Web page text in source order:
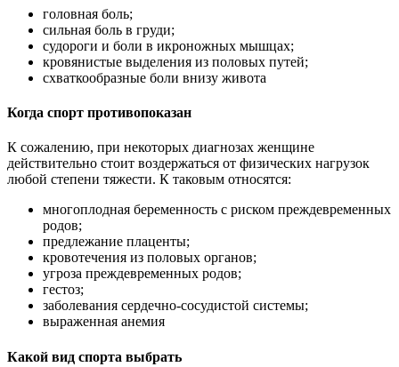
головная боль;
сильная боль в груди;
судороги и боли в икроножных мышцах;
кровянистые выделения из половых путей;
схваткообразные боли внизу живота
Когда спорт противопоказан
К сожалению, при некоторых диагнозах женщине
действительно стоит воздержаться от физических нагрузок
любой степени тяжести. К таковым относятся:
многоплодная беременность с риском преждевременных
родов;
предлежание плаценты;
кровотечения из половых органов;
угроза преждевременных родов;
гестоз;
заболевания сердечно-сосудистой системы;
выраженная анемия
Какой вид спорта выбрать